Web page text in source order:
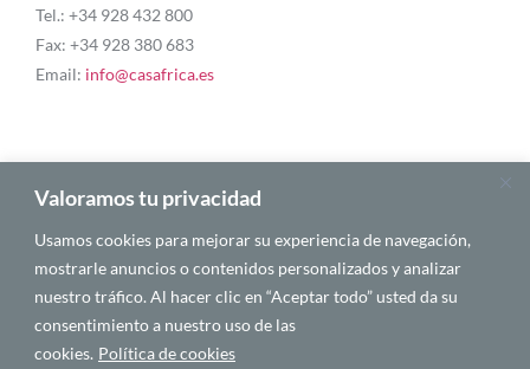
Valoramos tu privacidad
Usamos cookies para mejorar su experiencia de navegación,
mostrarle anuncios o contenidos personalizados y analizar
nuestro tráfico. Al hacer clic en “Aceptar todo” usted da su
consentimiento a nuestro uso de las
cookies. Política de cookies
Tel.: +34 928 432 800
Fax: +34 928 380 683
Email: info@casafrica.es
Blog
Quiénes somos
Autores
Español